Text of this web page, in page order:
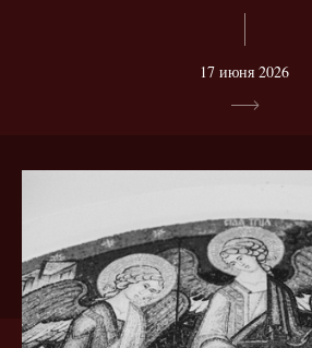
17 июня 2026